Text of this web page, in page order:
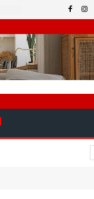
екипажот